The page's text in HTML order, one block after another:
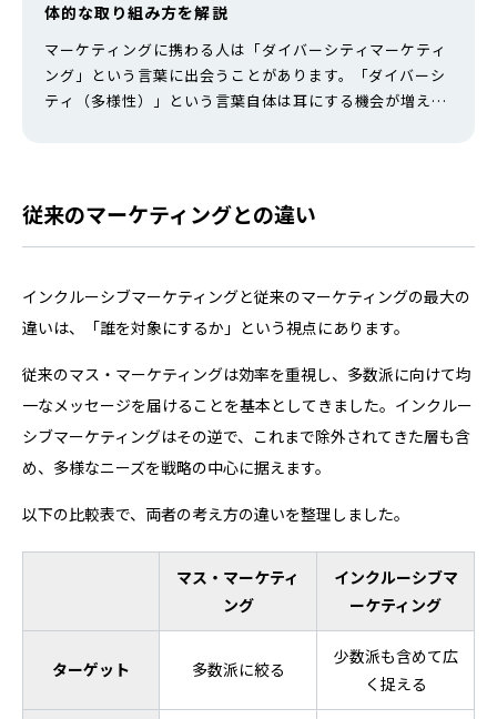
体的な取り組み方を解説
マーケティングに携わる人は「ダイバーシティマーケティ
ング」という言葉に出会うことがあります。「ダイバーシ
ティ（多様性）」という言葉自体は耳にする機会が増えま
か、基本的な定義から注目される理由・メリット・デメリ
ット・具体的な取り組み方まで、初心者の…
従来のマーケティングとの違い
インクルーシブマーケティングと従来のマーケティングの最大の
違いは、「誰を対象にするか」という視点にあります。
従来のマス・マーケティングは効率を重視し、多数派に向けて均
一なメッセージを届けることを基本としてきました。インクルー
シブマーケティングはその逆で、これまで除外されてきた層も含
め、多様なニーズを戦略の中心に据えます。
以下の比較表で、両者の考え方の違いを整理しました。
マス・マーケティ
ング
インクルーシブマ
ーケティング
ターゲット 多数派に絞る
少数派も含めて広
く捉える